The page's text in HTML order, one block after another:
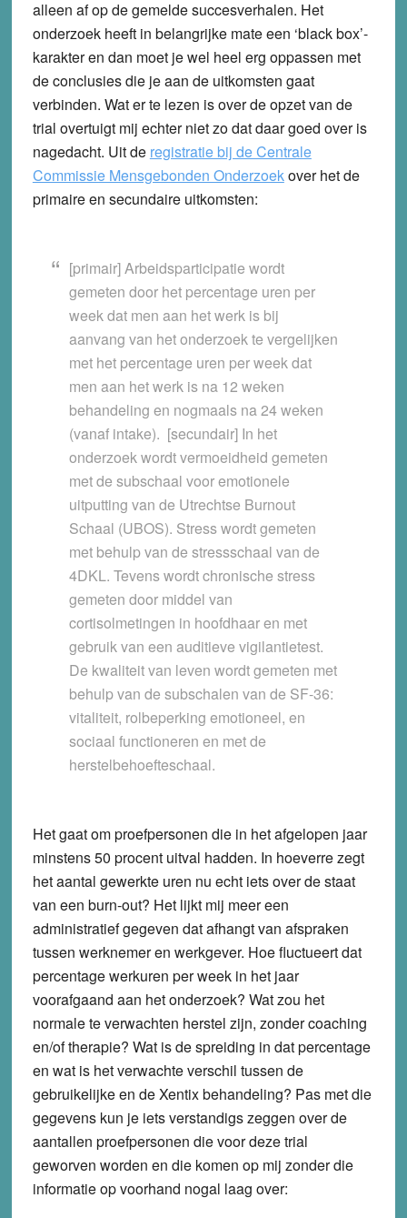
alleen af op de gemelde succesverhalen. Het
onderzoek heeft in belangrijke mate een ‘black box’-
karakter en dan moet je wel heel erg oppassen met
de conclusies die je aan de uitkomsten gaat
verbinden. Wat er te lezen is over de opzet van de
trial overtuigt mij echter niet zo dat daar goed over is
nagedacht. Uit de registratie bij de Centrale
Commissie Mensgebonden Onderzoekover het de
primaire en secundaire uitkomsten:
[primair] Arbeidsparticipatie wordt
gemeten door het percentage uren per
week dat men aan het werk is bij
aanvang van het onderzoek te vergelijken
met het percentage uren per week dat
men aan het werk is na 12 weken
behandeling en nogmaals na 24 weken
(vanaf intake). [secundair] In het
onderzoek wordt vermoeidheid gemeten
met de subschaal voor emotionele
uitputting van de Utrechtse Burnout
Schaal (UBOS). Stress wordt gemeten
met behulp van de stressschaal van de
4DKL. Tevens wordt chronische stress
gemeten door middel van
cortisolmetingen in hoofdhaar en met
gebruik van een auditieve vigilantietest.
De kwaliteit van leven wordt gemeten met
behulp van de subschalen van de SF-36:
vitaliteit, rolbeperking emotioneel, en
sociaal functioneren en met de
herstelbehoefteschaal.
Het gaat om proefpersonen die in het afgelopen jaar
minstens 50 procent uitval hadden. In hoeverre zegt
het aantal gewerkte uren nu echt iets over de staat
van een burn-out? Het lijkt mij meer een
administratief gegeven dat afhangt van afspraken
tussen werknemer en werkgever. Hoe fluctueert dat
percentage werkuren per week in het jaar
voorafgaand aan het onderzoek? Wat zou het
normale te verwachten herstel zijn, zonder coaching
en/of therapie? Wat is de spreiding in dat percentage
en wat is het verwachte verschil tussen de
gebruikelijke en de Xentix behandeling? Pas met die
gegevens kun je iets verstandigs zeggen over de
aantallen proefpersonen die voor deze trial
geworven worden en die komen op mij zonder die
informatie op voorhand nogal laag over: